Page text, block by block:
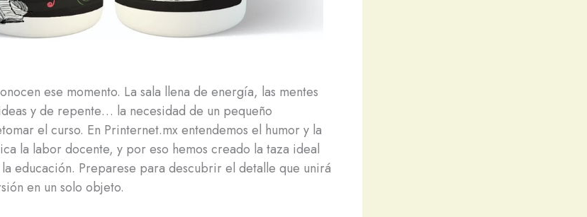
ese momento. La sala llena de energía, las mentes
y de repente… la necesidad de un pequeño
el curso. En Printernet.mx entendemos el humor y la
la labor docente, y por eso hemos creado la taza ideal
educación. Preparese para descubrir el detalle que unirá
en un solo objeto.